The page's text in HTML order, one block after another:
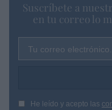
Suscríbete a
en tu correo lo
Tu correo electrónico...
He leído y acepto las